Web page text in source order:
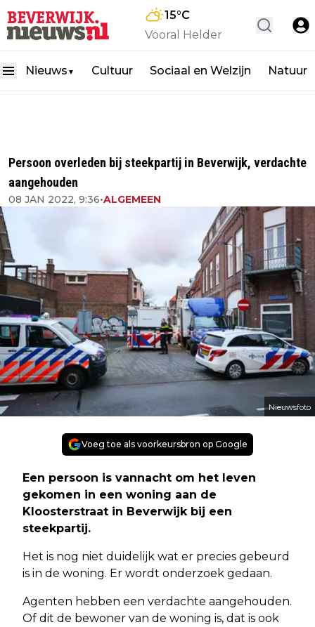
15°C
Vooral Helder
Nieuws ▼ Cultuur Sociaal en Welzijn Natuur
Persoon overleden bij steekpartij in Beverwijk, verdachte
aangehouden
08 JAN 2022, 9:36•ALGEMEEN
Nieuwsfoto
Voeg toe als voorkeursbron op Google
Een persoon is vannacht om het leven
gekomen in een woning aan de
Kloosterstraat in Beverwijk bij een
steekpartij.
Het is nog niet duidelijk wat er precies gebeurd
is in de woning. Er wordt onderzoek gedaan.
Agenten hebben een verdachte aangehouden.
Of dit de bewoner van de woning is, dat is ook